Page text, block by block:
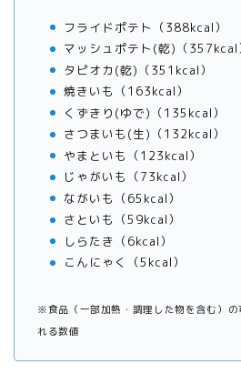
フライドポテト（388kcal）
マッシュポテト(乾)（357kcal
タピオカ(乾)（351kcal）
焼きいも（163kcal）
くずきり(ゆで)（135kcal）
さつまいも(生)（132kcal）
やまといも（123kcal）
じゃがいも（73kcal）
ながいも（65kcal）
さといも（59kcal）
しらたき（6kcal）
こんにゃく（5kcal）
※食品（一部加熱・調理した物を含む）
れる数値